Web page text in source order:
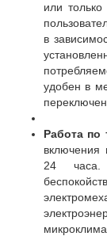
или
в
удобен в
Работа по
включения
24 часа.